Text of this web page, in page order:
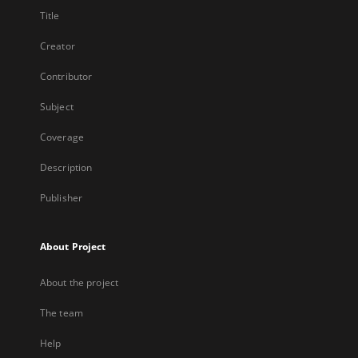
Title
Creator
Contributor
Subject
Coverage
Description
Publisher
About Project
About the project
The team
Help